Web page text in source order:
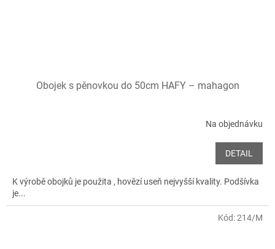
Obojek s pěnovkou do 50cm HAFY – mahagon
Na objednávku
DETAIL
K výrobě obojků je použita , hovězí useň nejvyšší kvality. Podšívka
je...
Kód:214/M